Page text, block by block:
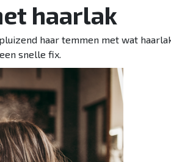
haarlak
haar temmen met wat
snelle fix.